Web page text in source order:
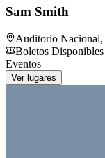
Sam Smith
Auditorio Nacional,
Boletos Disponibles
Eventos
Ver lugares